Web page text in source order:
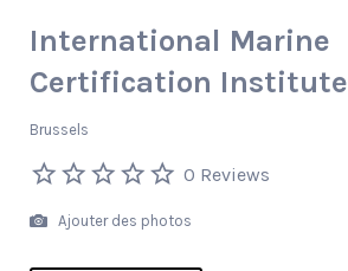
International Marine
Certification Institute
Brussels
0 Reviews
Ajouter des photos